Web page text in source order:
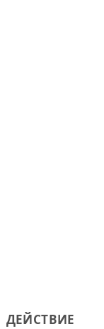
ДЕЙСТВИЕ